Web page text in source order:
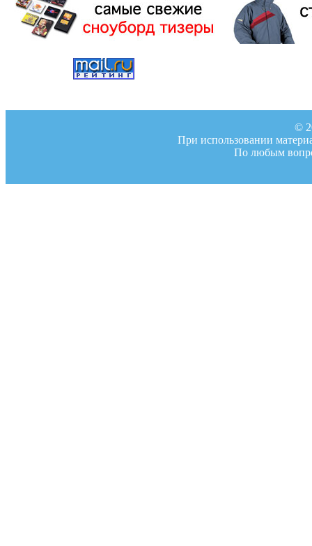
©
При использовании
По любым